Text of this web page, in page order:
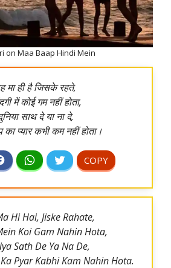
on Maa Baap Hindi Mein
मा ही है जिसके रहते,
में कोई गम नहीं होता,
साथ दे या ना दे,
का प्यार कभी कम नहीं होता।
Hi Hai, Jiske Rahate,
Koi Gam Nahin Hota,
Sath De Ya Na De,
Pyar Kabhi Kam Nahin Hota.